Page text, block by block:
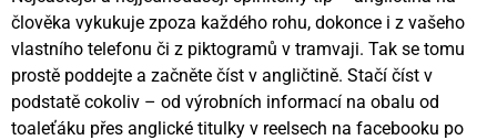
člověka vykukuje zpoza každého rohu, dokonce i z vašeho
vlastního telefonu či z piktogramů v tramvaji. Tak se tomu
prostě poddejte a začněte číst v angličtině. Stačí číst v
podstatě cokoliv – od výrobních informací na obalu od
toaleťáku přes anglické titulky v reelsech na facebooku po